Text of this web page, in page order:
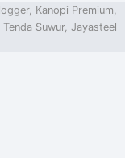
, Kanopi Premium,
, Tenda Suwur, Jayasteel